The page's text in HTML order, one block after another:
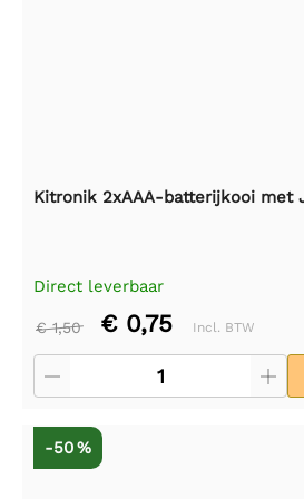
Kitronik 2xAAA-batterijkooi met
Direct leverbaar
€ 1,50 € 0,75 Incl. BTW
-50 %